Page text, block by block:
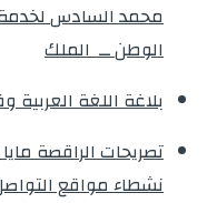
محمد السادس لخدمة
الوطن ــ الملك
بلاغة اللغة
تصريحات الراقصة
نشطاء مواقع